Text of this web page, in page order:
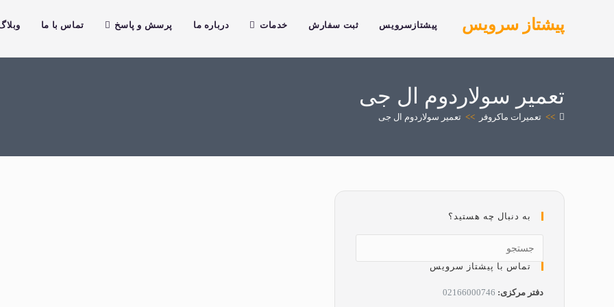
پیشتاز سرویس پیشتازسرویس ثبت سفارش خدمات درباره ما پرسش و پاسخ تماس با ما
تعمیر سولاردوم ال جی
>> تعمیرات ماکروفر >> تعمیر سولاردوم ال جی
به دنبال چه هستید؟
تماس با پیشتاز سرویس
دفتر مرکزی: 02166000746